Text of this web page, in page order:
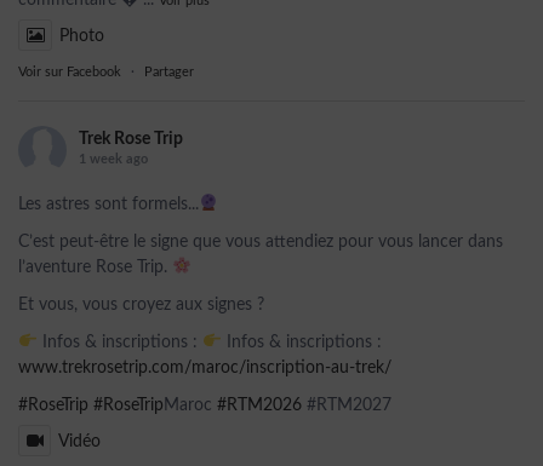
Photo
Voir sur Facebook · Partager
Trek Rose Trip
1 week ago
Les astres sont formels...
C’est peut-être le signe que vous attendiez pour vous lancer dans
l’aventure Rose Trip.
Et vous, vous croyez aux signes ?
Infos & inscriptions :
Infos & inscriptions :
www.trekrosetrip.com/maroc/inscription-au-trek/
#RoseTrip #RoseTrip Maroc #RTM2026 #RTM2027
Vidéo